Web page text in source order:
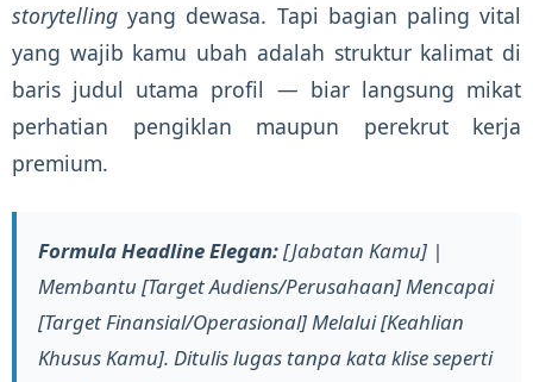
storytelling yang dewasa. Tapi bagian paling vital
yang wajib kamu ubah adalah struktur kalimat di
baris judul utama profil — biar langsung mikat
perhatian pengiklan maupun perekrut kerja
premium.
Formula Headline Elegan:[Jabatan Kamu] |
Membantu [Target Audiens/Perusahaan] Mencapai
[Target Finansial/Operasional] Melalui [Keahlian
Khusus Kamu]. Ditulis lugas tanpa kata klise seperti